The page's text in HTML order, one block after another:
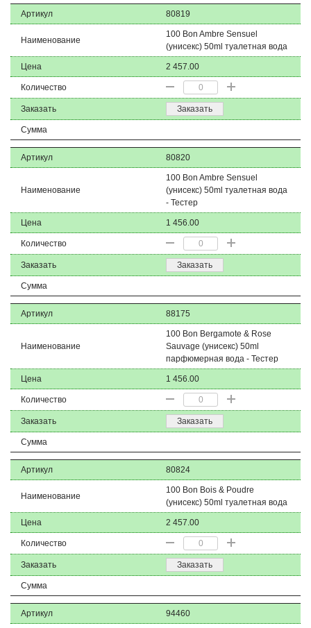
Артикул 80819
Наименование
100 Bon Ambre Sensuel
(унисекс) 50ml туалетная вода
Цена 2 457.00
Количество
Заказать Заказать
Сумма
Артикул 80820
Наименование
100 Bon Ambre Sensuel
(унисекс) 50ml туалетная вода
- Тестер
Цена 1 456.00
Количество
Заказать Заказать
Сумма
Артикул 88175
Наименование
100 Bon Bergamote & Rose
Sauvage (унисекс) 50ml
парфюмерная вода - Тестер
Цена 1 456.00
Количество
Заказать Заказать
Сумма
Артикул 80824
Наименование
100 Bon Bois & Poudre
(унисекс) 50ml туалетная вода
Цена 2 457.00
Количество
Заказать Заказать
Сумма
Артикул 94460